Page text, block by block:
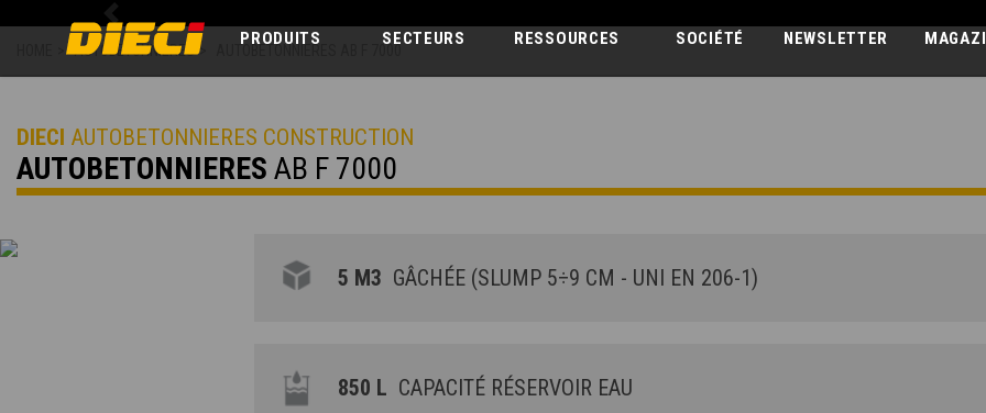
NEWSLETTER
PRODUITS SECTEURS RESSOURCES SOCIÉTÉ
Previous
AUTOBETONNIERES >
DIECI AUTOBETONNIERES CONSTRUCTION
AUTOBETONNIERES AB F 7000
5 M3 GÂCHÉE (SLUMP 5÷9 CM - UNI EN 206-1)
850 L CAPACITÉ RÉSERVOIR EAU